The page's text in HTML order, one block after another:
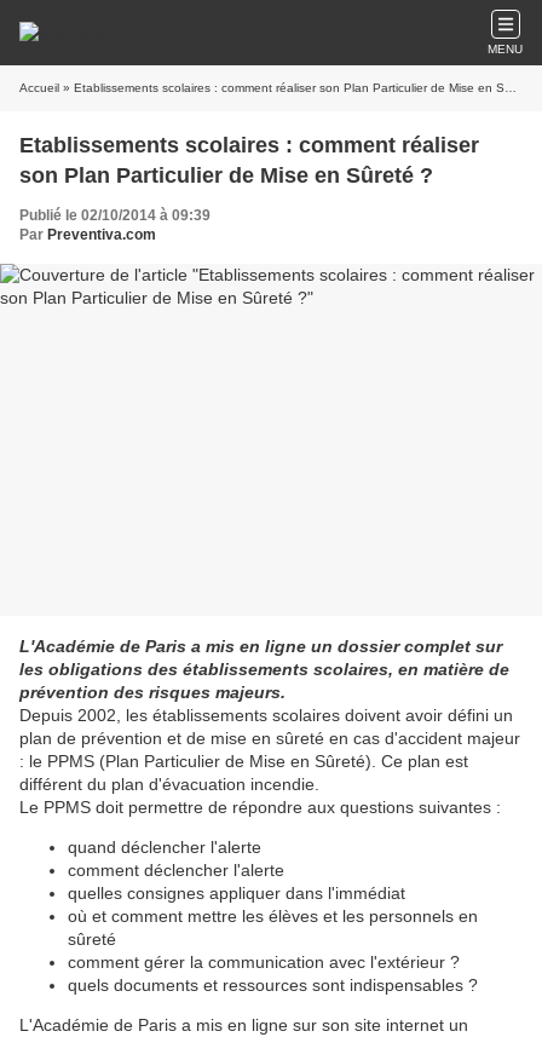
MENU
Accueil » Etablissements scolaires : comment réaliser son Plan Particulier de Mise en Sûreté ?
Etablissements scolaires : comment réaliser
son Plan Particulier de Mise en Sûreté ?
Publié le 02/10/2014 à 09:39
Par Preventiva.com
L'Académie de Paris a mis en ligne un dossier complet sur
les obligations des établissements scolaires, en matière de
prévention des risques majeurs.
Depuis 2002, les établissements scolaires doivent avoir défini un
plan de prévention et de mise en sûreté en cas d'accident majeur
: le PPMS (Plan Particulier de Mise en Sûreté). Ce plan est
différent du plan d'évacuation incendie.
Le PPMS doit permettre de répondre aux questions suivantes :
quand déclencher l'alerte
comment déclencher l'alerte
quelles consignes appliquer dans l'immédiat
où et comment mettre les élèves et les personnels en
sûreté
comment gérer la communication avec l'extérieur ?
quels documents et ressources sont indispensables ?
L'Académie de Paris a mis en ligne sur son site internet un